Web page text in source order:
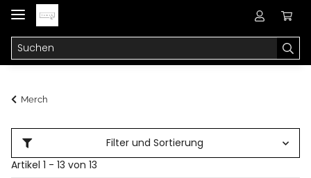
Merch
Filter und Sortierung
Artikel 1 - 13 von 13